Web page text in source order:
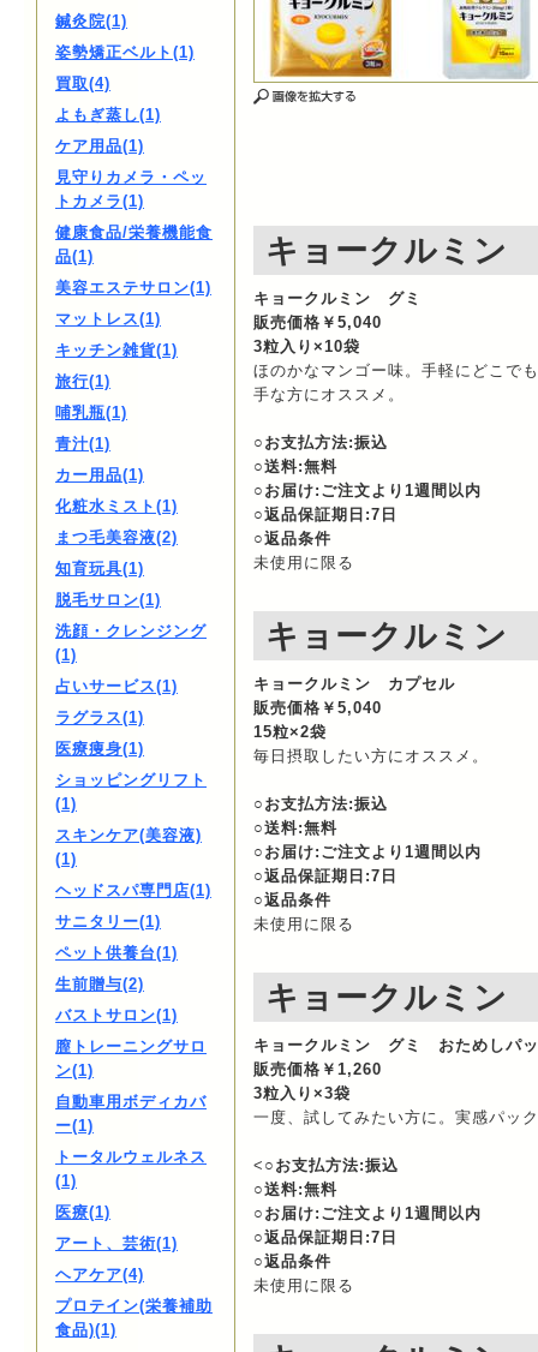
鍼灸院(1)
姿勢矯正ベルト(1)
買取(4)
よもぎ蒸し(1)
ケア用品(1)
見守りカメラ・ペッ
トカメラ(1)
健康食品/栄養機能食
品(1)
美容エステサロン(1)
マットレス(1)
キッチン雑貨(1)
旅行(1)
哺乳瓶(1)
青汁(1)
カー用品(1)
化粧水ミスト(1)
まつ毛美容液(2)
知育玩具(1)
脱毛サロン(1)
洗顔・クレンジング
(1)
占いサービス(1)
ラグラス(1)
医療痩身(1)
ショッピングリフト
(1)
スキンケア(美容液)
(1)
ヘッドスパ専門店(1)
サニタリー(1)
ペット供養台(1)
生前贈与(2)
バストサロン(1)
膣トレーニングサロ
ン(1)
自動車用ボディカバ
ー(1)
トータルウェルネス
(1)
医療(1)
アート、芸術(1)
ヘアケア(4)
プロテイン(栄養補助
食品)(1)
キョークルミン
キョークルミン グミ
販売価格￥5,040
3粒入り×10袋
ほのかなマンゴー味。手軽にどこで
手な方にオススメ。
○お支払方法:振込
○送料:無料
○お届け:ご注文より1週間以内
○返品保証期日:7日
○返品条件
未使用に限る
キョークルミン
キョークルミン カプセル
販売価格￥5,040
15粒×2袋
毎日摂取したい方にオススメ。
○お支払方法:振込
○送料:無料
○お届け:ご注文より1週間以内
○返品保証期日:7日
○返品条件
未使用に限る
キョークルミ
キョークルミン グミ おためしパ
販売価格￥1,260
3粒入り×3袋
一度、試してみたい方に。実感パッ
< ○お支払方法:振込
○送料:無料
○お届け:ご注文より1週間以内
○返品保証期日:7日
○返品条件
未使用に限る